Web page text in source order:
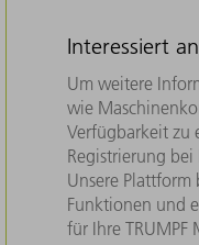
Interessiert
Um weitere
wie
Verfügbarkeit zu
Registrierung bei
Unsere
Funktionen und
für Ihre TRUMPF